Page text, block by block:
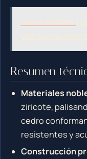
Resumen
Materiales
ziricote,
cedro
resistentes y
Construcción